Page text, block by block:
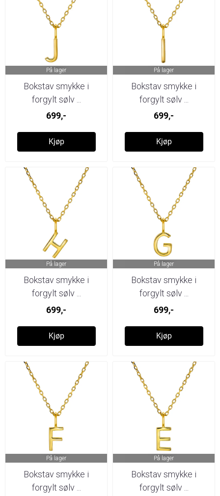
På lager
Bokstav smykke i
forgylt sølv ...
699,-
Kjøp
På lager
Bokstav smykke i
forgylt sølv ...
699,-
Kjøp
På lager
Bokstav smykke i
forgylt sølv ...
699,-
Kjøp
På lager
Bokstav smykke i
forgylt sølv ...
699,-
Kjøp
På lager
Bokstav smykke i
forgylt sølv ...
På lager
Bokstav smykke i
forgylt sølv ...